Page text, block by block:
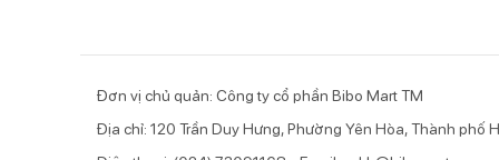
Bộ len lông thỏ bo gấu có màu be trung tính nên
trắng đeo nơ hế
Đơn vị chủ quản: Công ty cổ phần Bibo Mart TM
Địa chỉ: 120 Trần Duy Hưng, Phường Yên Hòa, Thành phố